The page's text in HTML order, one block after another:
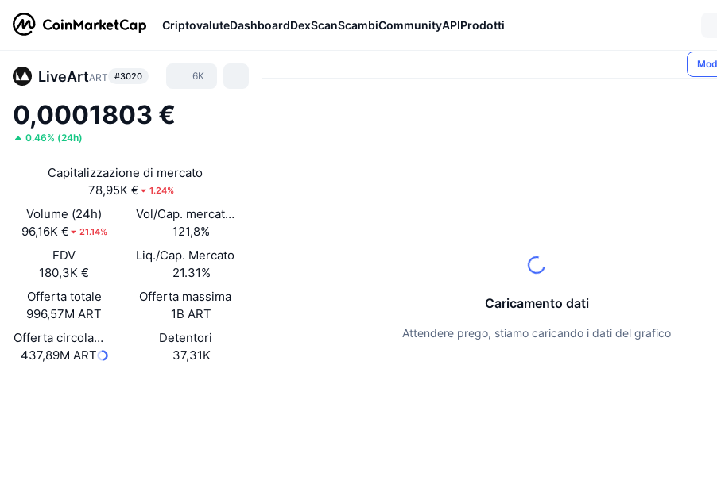
CriptovaluteDashboardDexScanScambiCommunityAPIProdotti
LiveArtART #3020 6K
0,0001803 €
0.46% (24h)
Capitalizzazione di mercato
78,95K €
1.24%
Volume (24h)
96,16K €
21.14%
Vol/Cap. mercato (24h)
121,8%
FDV
180,3K €
Liq./Cap. Mercato
21.31%
Offerta totale
996,57M ART
Offerta massima
1B ART
Offerta circolante
437,89M ART
Detentori
37,31K
Caricamento dati
Attendere prego, stiamo caricando i dati del grafico